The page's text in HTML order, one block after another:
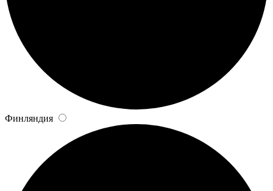
Финляндия